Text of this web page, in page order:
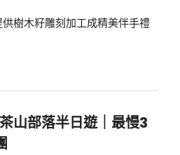
樹木籽雕刻加工成精美伴手禮
山部落半日遊｜最慢3